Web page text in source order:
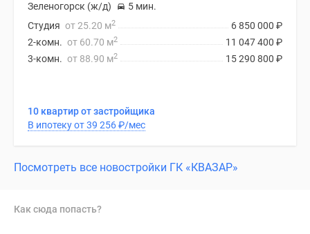
Зеленогорск (ж/д)
5 мин.
6 850 000 ₽
Студия от 25.20 м2
11 047 400 ₽
2-комн. от 60.70 м2
15 290 800 ₽
3-комн. от 88.90 м2
10 квартир от застройщика
В ипотеку от 39 256₽/мес
Посмотреть все новостройки ГК «КВАЗАР»
Как сюда попасть?